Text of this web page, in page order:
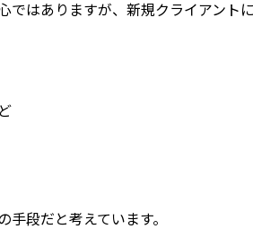
はありますが、新規クライアント
段だと考えています。